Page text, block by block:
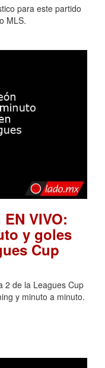
para este partido
MLS.
VIVO:
y goles
Cup
2 de la Leagues Cup
y minuto a minuto.